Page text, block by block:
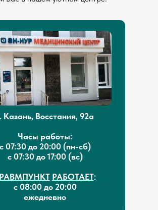
Казань, Восстания, 92а
Часы работы:
с 07:30 до 20:00 (пн-сб)
с 07:30 до 17:00 (вс)
РАБОТАЕТ:
с 08:00 до 20:00
ежедневно